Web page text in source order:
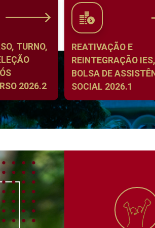
TURNO,
2026.2
REATIVAÇÃO E
REINTEGRAÇÃO
BOLSA DE
SOCIAL 2026.1